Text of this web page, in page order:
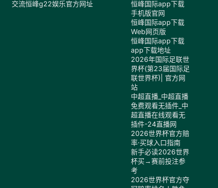
交流恒峰g22娱乐官方网址
恒峰国际app下载
手机版官网
恒峰国际app下载
Web网页版
恒峰国际app下载
app下载地址
2026年国际足联世
界杯(第23届国际足
联世界杯)| 官方网
站
中超直播_中超直播
免费观看无插件_中
超直播在线观看无
插件-24直播网
2026世界杯官方赔
率·买球入口指南
新手必读2026世界
杯买→赛前投注参
考
2026世界杯官方夺